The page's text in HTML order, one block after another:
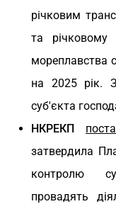
річковим
та річковому
мореплавства
на 2025 рік.
суб'єкта
НКРЕКП
затвердила
контролю
провадять